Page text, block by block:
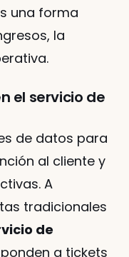
una forma
la
el servicio de
de datos para
al cliente y
A
tradicionales
de
a tickets